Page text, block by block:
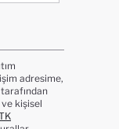
adresime,
tarafından
kişisel